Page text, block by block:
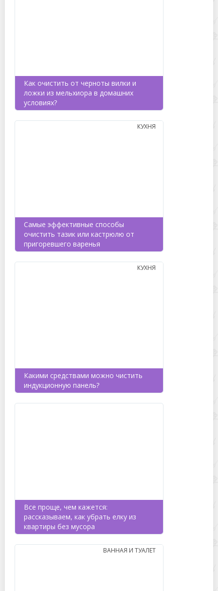
Как очистить от черноты вилки и
ложки из мельхиора в домашних
условиях?
Самые эффективные способы
очистить тазик или кастрюлю от
пригоревшего варенья
КУХНЯ
Какими средствами можно чистить
индукционную панель?
КУХНЯ
Все проще, чем кажется:
рассказываем, как убрать елку из
квартиры без мусора
ВАННАЯ И ТУАЛЕТ